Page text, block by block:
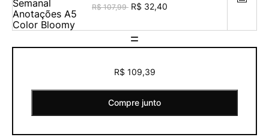
R$ 107,99 R$ 32,40
=
R$ 109,39
Compre junto